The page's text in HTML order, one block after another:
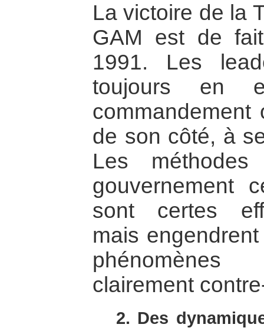
La victoire de la
GAM est de
1991. Les
toujours en
commandement
de son côté, à
Les
gouvernement
sont certes
mais
clairement
2. Des